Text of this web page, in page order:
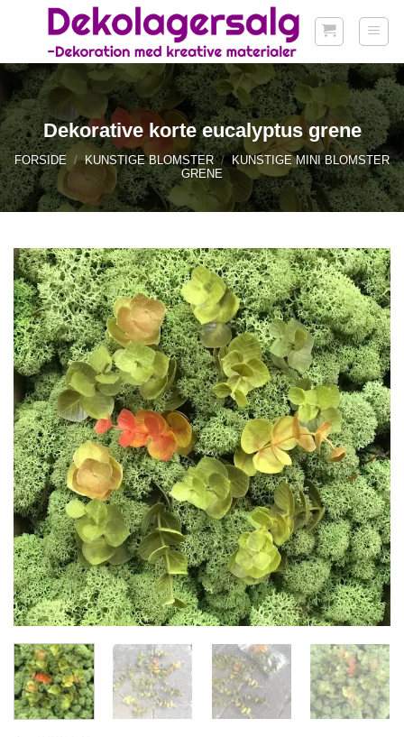
Fortsæt
Dekorative korte eucalyptus grene
FORSIDE / KUNSTIGE BLOMSTER /
KUNSTIGE MINI BLOMSTER
GRENE